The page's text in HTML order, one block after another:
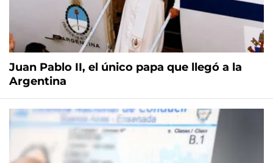
Juan Pablo II, el único papa que llegó a la
Argentina